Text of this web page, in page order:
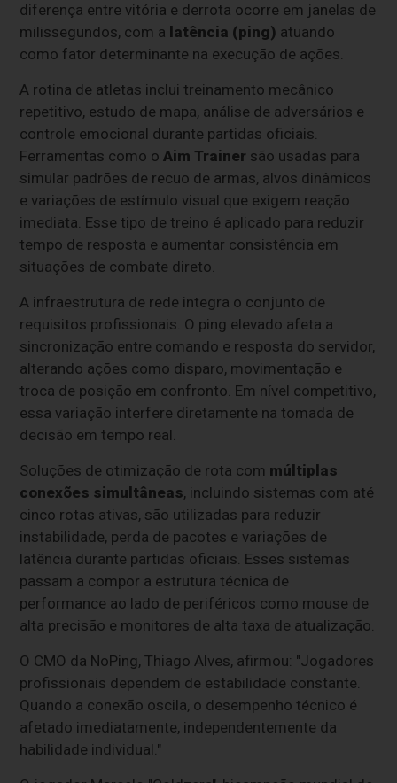
diferença entre vitória e derrota ocorre em janelas de
milissegundos, com a latência (ping) atuando
como fator determinante na execução de ações.
A rotina de atletas inclui treinamento mecânico
repetitivo, estudo de mapa, análise de adversários e
controle emocional durante partidas oficiais.
Ferramentas como oAim Trainer são usadas para
simular padrões de recuo de armas, alvos dinâmicos
e variações de estímulo visual que exigem reação
imediata. Esse tipo de treino é aplicado para reduzir
tempo de resposta e aumentar consistência em
situações de combate direto.
A infraestrutura de rede integra o conjunto de
requisitos profissionais. O ping elevado afeta a
sincronização entre comando e resposta do servidor,
alterando ações como disparo, movimentação e
troca de posição em confronto. Em nível competitivo,
essa variação interfere diretamente na tomada de
decisão em tempo real.
Soluções de otimização de rota com múltiplas
conexões simultâneas, incluindo sistemas com até
cinco rotas ativas, são utilizadas para reduzir
instabilidade, perda de pacotes e variações de
latência durante partidas oficiais. Esses sistemas
passam a compor a estrutura técnica de
performance ao lado de periféricos como mouse de
alta precisão e monitores de alta taxa de atualização.
O CMO da NoPing, Thiago Alves, afirmou: "Jogadores
profissionais dependem de estabilidade constante.
Quando a conexão oscila, o desempenho técnico é
afetado imediatamente, independentemente da
habilidade individual."